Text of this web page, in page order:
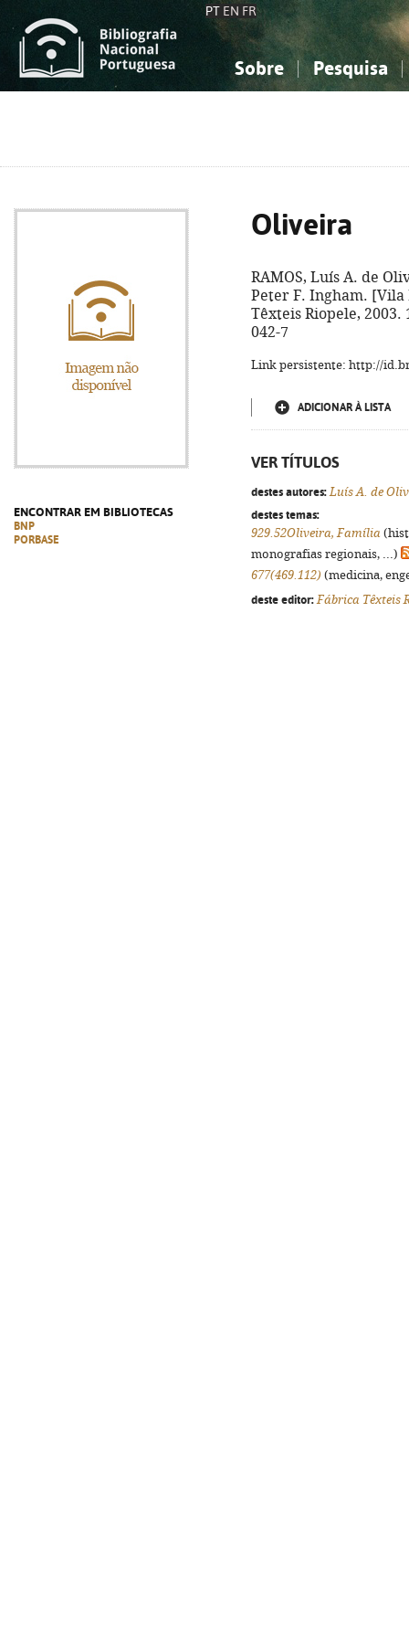
PT EN FR
Sobre Pesquisa
ENCONTRAR EM BIBLIOTECAS
BNP
PORBASE
Oliveira
RAMOS, Luís A. de
Peter F. Ingham. [Vila
Têxteis Riopele, 2003.
042-7
Link persistente: http://
ADICIONAR À LISTA
VER TÍTULOS
destes autores: Luís A. de
destes temas:
929.52Oliveira, Família
monografias regionais, ...)
677(469.112) (medicina,
deste editor: Fábrica Têxteis